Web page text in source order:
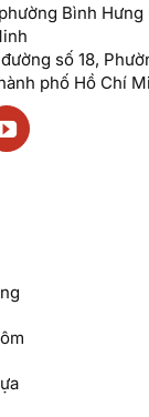
Bình Hưng
số 18,
phố Hồ Chí